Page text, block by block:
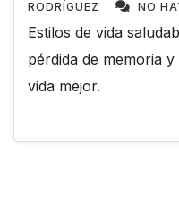
RODRÍGUEZ NO
Estilos de vida
pérdida de memoria
vida mejor.